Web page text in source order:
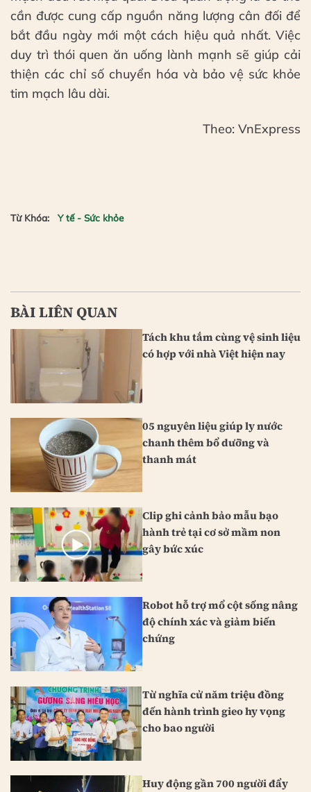
cần được cung cấp nguồn năng lượng cân đối để
bắt đầu ngày mới một cách hiệu quả nhất. Việc
duy trì thói quen ăn uống lành mạnh sẽ giúp cải
thiện các chỉ số chuyển hóa và bảo vệ sức khỏe
tim mạch lâu dài.
Theo: VnExpress
Từ Khóa: Y tế - Sức khỏe
BÀI LIÊN QUAN
Tách khu tắm cùng vệ sinh liệu
có hợp với nhà Việt hiện nay
05 nguyên liệu giúp ly nước
chanh thêm bổ dưỡng và
thanh mát
Clip ghi cảnh bảo mẫu bạo
hành trẻ tại cơ sở mầm non
gây bức xúc
Robot hỗ trợ mổ cột sống nâng
độ chính xác và giảm biến
chứng
Từ nghĩa cử năm triệu đồng
đến hành trình gieo hy vọng
cho bao người
Huy động gần 700 người đẩy